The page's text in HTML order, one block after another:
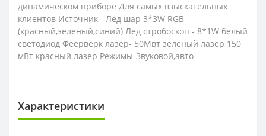
динамическом приборе Для самых взыскательных
клиентов Источник - Лед шар 3*3W RGB
(красный,зеленый,синий) Лед стробоскоп - 8*1W белый
светодиод Феерверк лазер- 50Мвт зеленый лазер 150
мВт красный лазер Режимы-Звуковой,авто
Характеристики